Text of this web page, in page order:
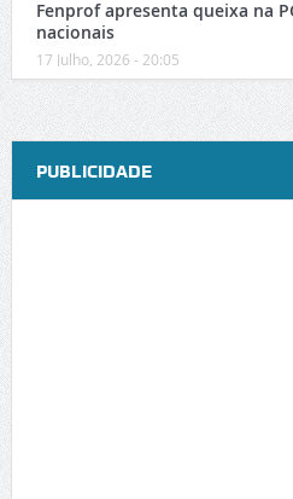
Fenprof apresenta queixa na
nacionais
17 Julho, 2026 - 20:05
PUBLICIDADE